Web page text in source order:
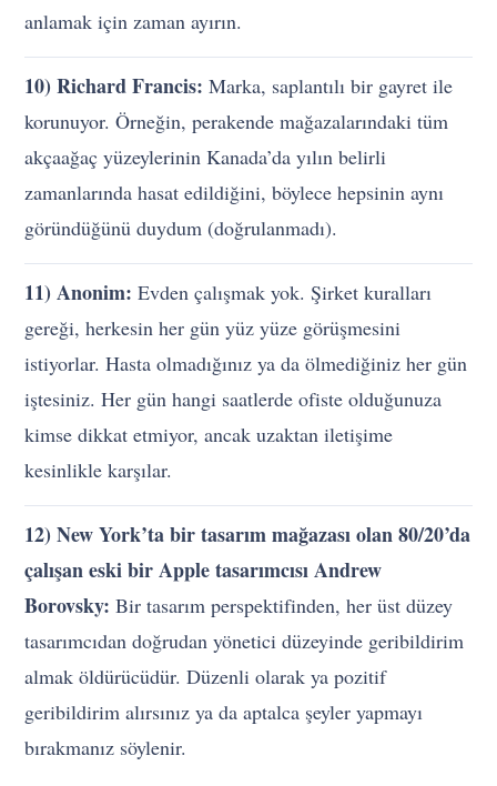
anlamak için zaman ayırın.
10) Richard Francis: Marka, saplantılı bir gayret ile
korunuyor. Örneğin, perakende mağazalarındaki tüm
akçaağaç yüzeylerinin Kanada’da yılın belirli
zamanlarında hasat edildiğini, böylece hepsinin aynı
göründüğünü duydum (doğrulanmadı).
11) Anonim: Evden çalışmak yok. Şirket kuralları
gereği, herkesin her gün yüz yüze görüşmesini
istiyorlar. Hasta olmadığınız ya da ölmediğiniz her gün
iştesiniz. Her gün hangi saatlerde ofiste olduğunuza
kimse dikkat etmiyor, ancak uzaktan iletişime
kesinlikle karşılar.
12) New York’ta bir tasarım mağazası olan 80/20’da
çalışan eski bir Apple tasarımcısı Andrew
Borovsky: Bir tasarım perspektifinden, her üst düzey
tasarımcıdan doğrudan yönetici düzeyinde geribildirim
almak öldürücüdür. Düzenli olarak ya pozitif
geribildirim alırsınız ya da aptalca şeyler yapmayı
bırakmanız söylenir.